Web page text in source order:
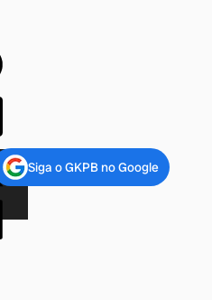
Siga o GKPB no Google